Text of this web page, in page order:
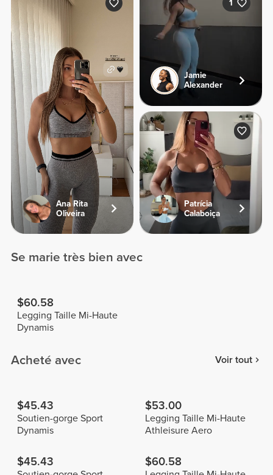
Ana Rita
Oliveira
1
Jamie
Alexander
Patrícia
Calaboiça
Se marie très bien avec
$60.58
Legging Taille Mi-Haute
Dynamis
Acheté avec Voir tout
$45.43
Soutien-gorge Sport
Dynamis
$53.00
Legging Taille Mi-Haute
Athleisure Aero
$45.43 $60.58